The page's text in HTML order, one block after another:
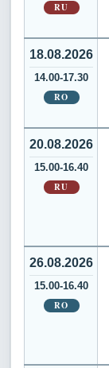
RU
18.08.2026
14.00-17.30
RO
20.08.2026
15.00-16.40
RU
26.08.2026
15.00-16.40
RO